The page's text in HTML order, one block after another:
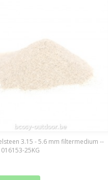
3.15 - 5.6 mm filtermedium --
25KG